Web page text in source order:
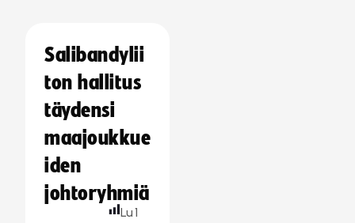
Salibandylii
ton hallitus
täydensi
maajoukkue
iden
johtoryhmiä
Lu1